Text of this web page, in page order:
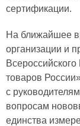
сертификации.
На ближайшее
организации и
товаров
с
вопросам
единства